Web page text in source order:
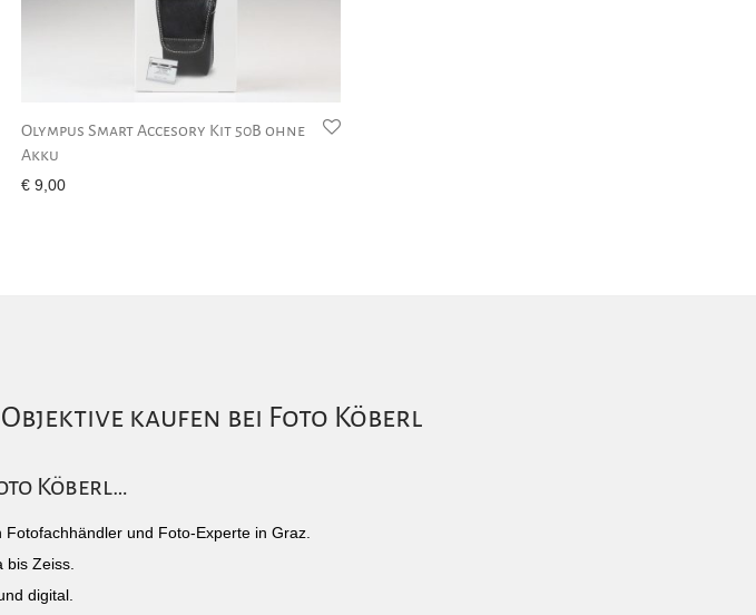
Olympus Smart Accesory Kit 50B ohne
Akku
€ 9,00
kaufen bei Foto Köberl
Köberl…
und Foto-Experte in Graz.
bis Zeiss.
digital.